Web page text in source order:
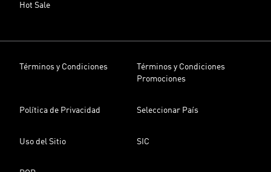
Hot Sale
Términos y Condiciones
Términos y Condiciones
Promociones
Política de Privacidad Seleccionar País
Uso del Sitio SIC